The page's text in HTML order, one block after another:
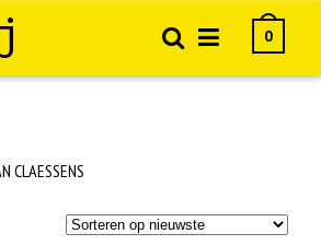
0
CLAESSENS